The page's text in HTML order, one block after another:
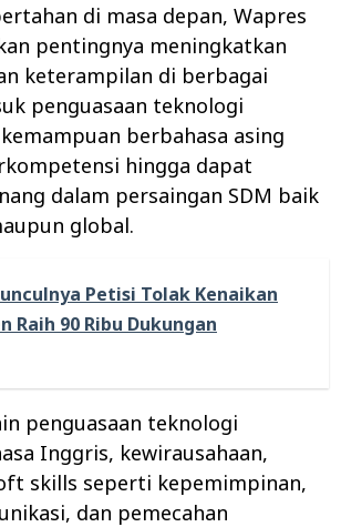
di masa depan, Wapres
pentingnya meningkatkan
keterampilan di berbagai
penguasaan teknologi
berbahasa asing
hingga dapat
dalam persaingan SDM baik
global.
Petisi Tolak Kenaikan
Raih 90 Ribu Dukungan
penguasaan teknologi
Inggris, kewirausahaan,
skills seperti kepemimpinan,
dan pemecahan